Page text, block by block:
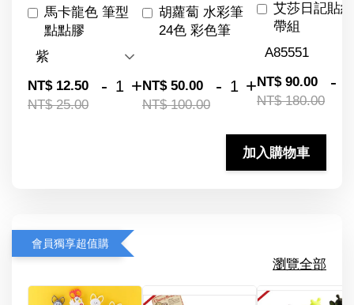
馬卡龍色 筆型
點點膠
NT$ 12.50
NT$ 25.00
- +
胡蘿蔔 水彩筆
24色 彩色筆
NT$ 50.00
NT$ 100.00
- +
艾莎日記貼
帶組
NT$ 90.00
NT$ 180.00
-
加入購物車
會員獨享超值購
瀏覽全部